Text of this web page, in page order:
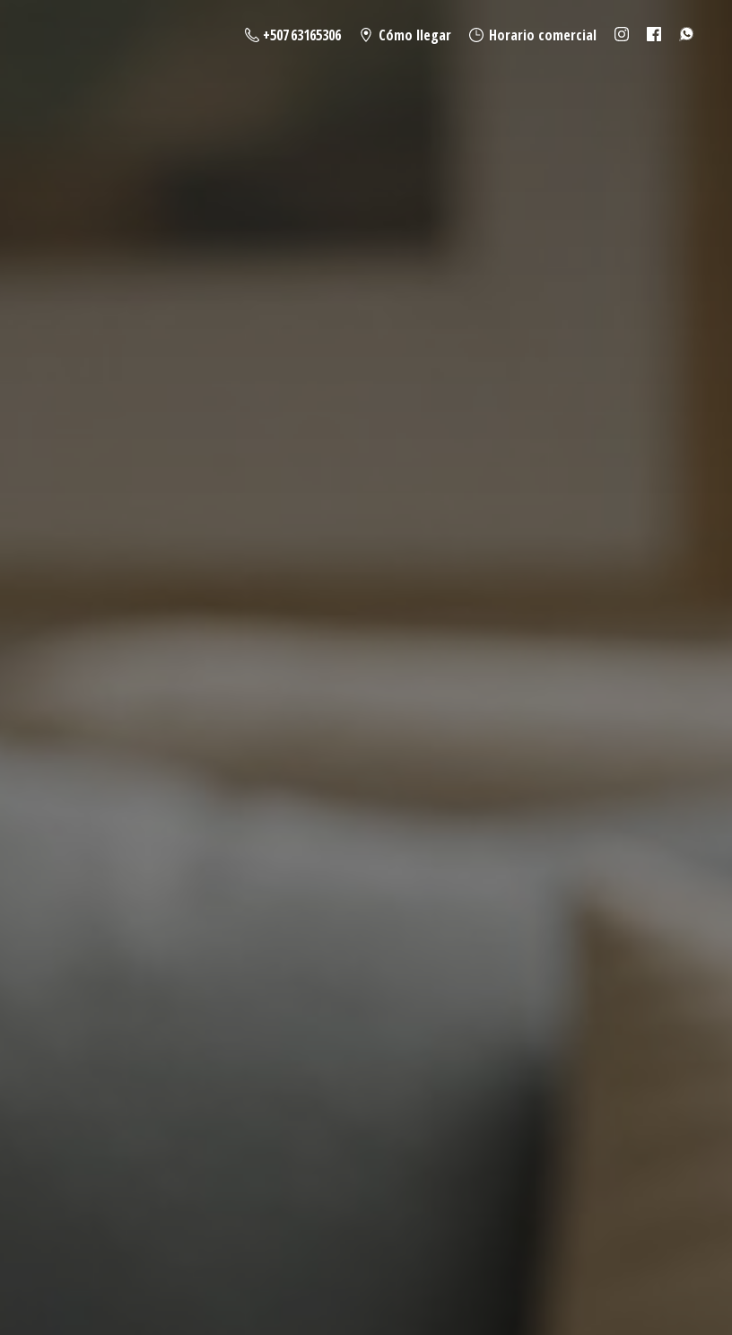
+507 63165306 Cómo llegar Horario comercial